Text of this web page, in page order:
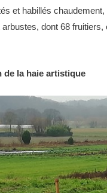
et habillés
dont 68 fruitiers,
de la haie artistique